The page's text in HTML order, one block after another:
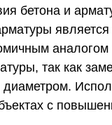
бетона и
аналогом
так как
с